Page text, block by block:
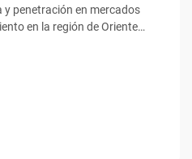
penetración en mercados
en la región de Oriente
a concesionarios